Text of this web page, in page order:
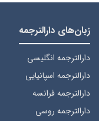
زبان‌های دارالترجمه
دارالترجمه انگلیسی
دارالترجمه اسپانیایی
دارالترجمه فرانسه
دارالترجمه روسی